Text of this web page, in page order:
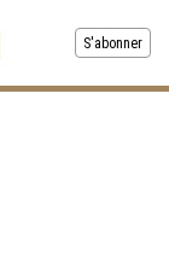
S'abonner